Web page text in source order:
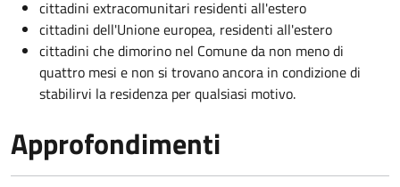
cittadini extracomunitari residenti all'estero
cittadini dell'Unione europea, residenti all'estero
cittadini che dimorino nel Comune da non meno di
quattro mesi e non si trovano ancora in condizione di
stabilirvi la residenza per qualsiasi motivo.
Approfondimenti